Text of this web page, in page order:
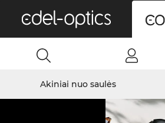
Akiniai nuo saulės